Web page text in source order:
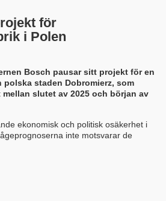
för
i Polen
Bosch pausar sitt projekt för en
polska staden Dobromierz, som
slutet av 2025 och början av
ekonomisk och politisk osäkerhet i
inte motsvarar de